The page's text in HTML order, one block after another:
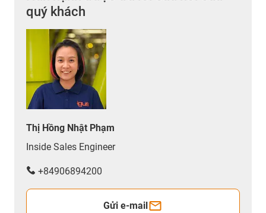
quý khách
Thị Hồng Nhật Phạm
Inside Sales Engineer
+84906894200
Gửi e-mail